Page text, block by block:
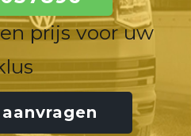
prijs voor uw